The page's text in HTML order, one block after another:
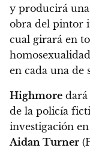
y producirá una
obra del pintor
cual girará en
en cada una de
Highmore dará
de la policía
investigación
Aidan Turner